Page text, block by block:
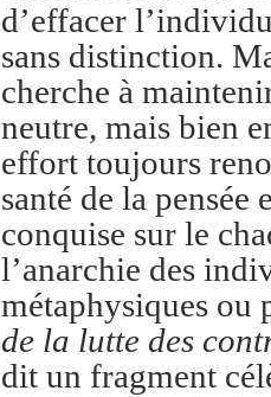
d’effacer
sans distinction.
cherche à
neutre, mais bien
effort toujours
santé de la pensée
conquise sur le
l’anarchie des
métaphysiques ou
de la lutte des
dit un fragment